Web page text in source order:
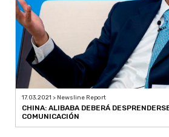
17.03.2021 > Newsline Report
CHINA: ALIBABA DEBERÁ
COMUNICACIÓN